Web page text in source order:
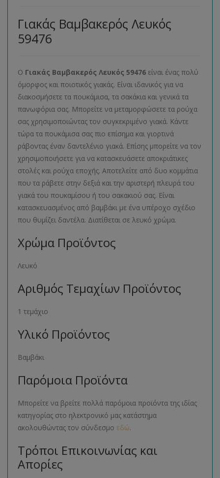
Γιακάς Βαμβακερός Λευκός
59476
Ο Γιακάς Βαμβακερός Λευκός 59476 είναι ένας πολύ
όμορφος και ποιοτικός γιακάς. Είναι ιδανικός για να
διακοσμήσετε τα πουκάμισα, τα σακάκια και γενικά τα
πανωφόρια σας. Μπορείτε να μεταμορφώσετε τα ρούχα
σας χρησιμοποιώντας τον συγκεκριμένο γιακά. Κάντε
τώρα τα πουκάμισα σας πιο επίσημα και γιορτινά
ράβοντας έναν δαντελένιο γιακά. Επίσης μπορείτε να τον
χρησιμοποιήσετε για να κατασκευάσετε αποκριάτικες
στολές και ρούχα εποχής. Αποτελείτε από δυο κομμάτια
που τα ράβετε στην δεξιά και την αριστερή πλευρά του
γιακά του πουκαμίσου ή του σακακιού σας. Είναι
κατασκευασμένος από βαμβάκι με ένα υπέροχο σχέδιο
που θυμίζει δαντέλα. Διατίθεται σε λευκό χρώμα.
Χρώμα Προϊόντος
Λευκό
Αριθμός Τεμαχίων Προϊόντος
1 τεμάχιο
Υλικό Προϊόντος
Βαμβάκι
Παρόμοια Προϊόντα
Μπορείτε να βρείτε πολλά παρόμοια προϊόντα της ιδίας
κατηγορίας στο ηλεκτρονικό μας κατάστημα
ακολουθώντας τον σύνδεσμο εδώ.
Τρόποι Επικοινωνίας και
Απορίες